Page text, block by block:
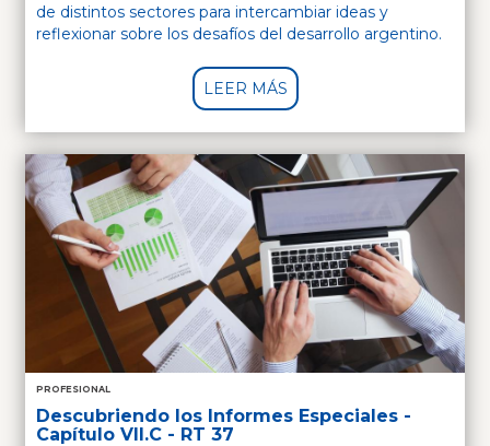
de distintos sectores para intercambiar ideas y
reflexionar sobre los desafíos del desarrollo argentino.
LEER MÁS
PROFESIONAL
Descubriendo los Informes Especiales -
Capítulo VII.C - RT 37